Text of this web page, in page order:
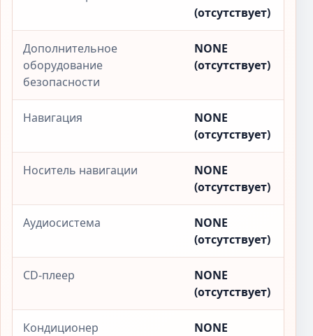
(отсутствует)
Дополнительное
оборудование
безопасности
NONE
(отсутствует)
Навигация
NONE
(отсутствует)
Носитель навигации
NONE
(отсутствует)
Аудиосистема
NONE
(отсутствует)
CD-плеер
NONE
(отсутствует)
Кондиционер
NONE